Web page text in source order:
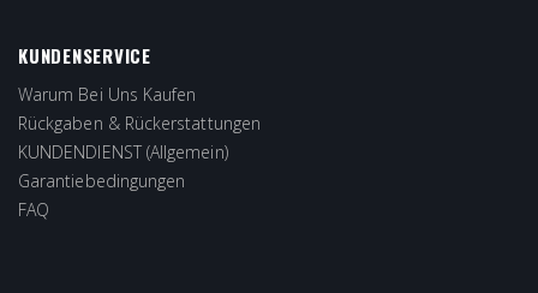
KUNDENSERVICE
Warum Bei Uns Kaufen
Rückgaben & Rückerstattungen
KUNDENDIENST (Allgemein)
Garantiebedingungen
FAQ